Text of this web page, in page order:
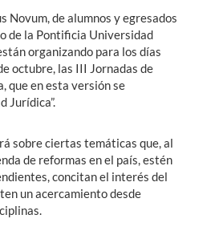
Novum, de alumnos y egresados
de la Pontificia Universidad
organizando para los días
octubre, las III Jornadas de
que en esta versión se
Jurídica”.
sobre ciertas temáticas que, al
de reformas en el país, estén
concitan el interés del
un acercamiento desde